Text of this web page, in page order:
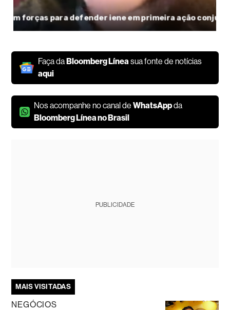
Faça daBloomberg Líneasua fonte de notícias
aqui
Nos acompanhe no canal deWhatsAppda
Bloomberg Línea no Brasil
PUBLICIDADE
MAIS VISITADAS
NEGÓCIOS